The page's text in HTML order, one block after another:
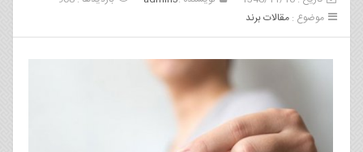
موضوع : مقالات برند